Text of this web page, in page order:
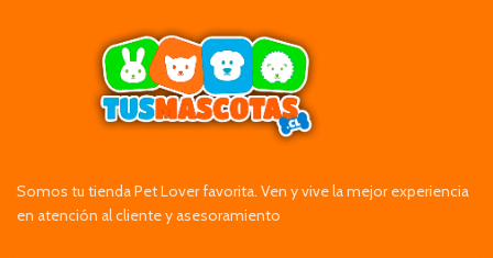
Somos tu tienda Pet Lover favorita. Ven y vive la mejor experiencia
en atención al cliente y asesoramiento